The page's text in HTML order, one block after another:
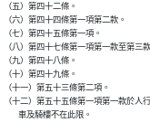
（五）第四十二條。
（六）第四十四條第一項第二款。
（七）第四十五條第一項。
（八）第四十七條第一項第一款至第三款
（九）第四十八條。
（十）第四十九條。
（十一）第五十三條第二項。
（十二）第五十五條第一項第一款於人
        車及騎樓不在此限。